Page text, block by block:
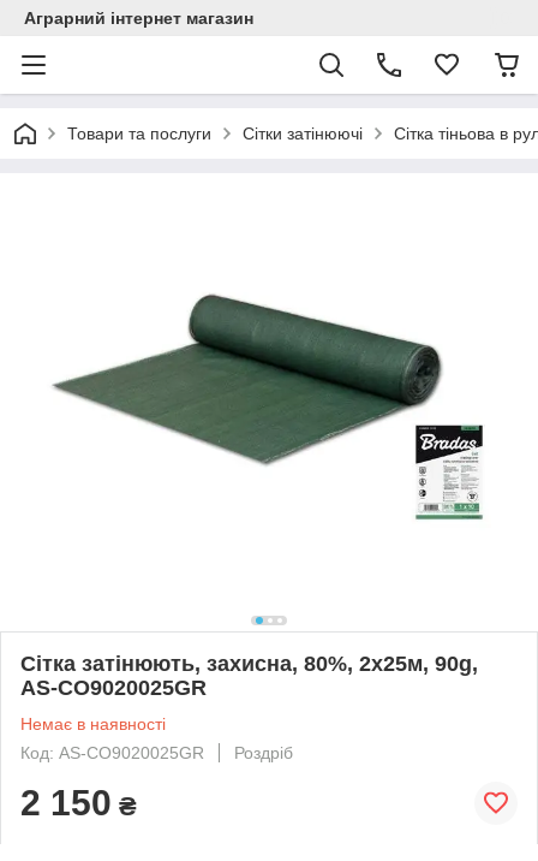
Аграрний інтернет магазин
Товари та послуги Сітки затінюючі Сітка тіньова в
Сітка затінюють, захисна, 80%, 2х25м, 90g,
AS-CO9020025GR
Немає в наявності
Код: AS-CO9020025GR
Роздріб
2 150 ₴